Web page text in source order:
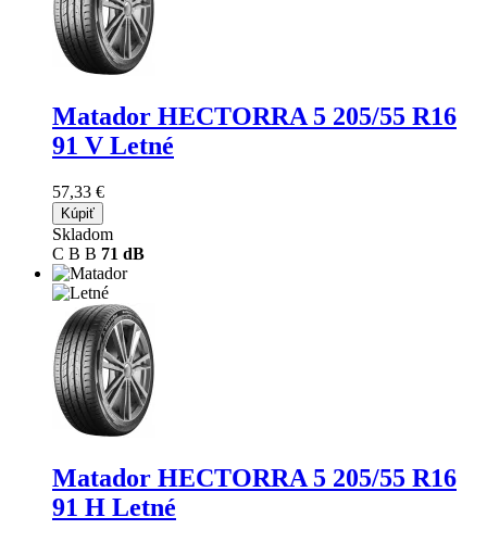
Matador HECTORRA 5 205/55 R16
91 V Letné
57,33 €
Kúpiť
Skladom
C B B 71 dB
Matador HECTORRA 5 205/55 R16
91 H Letné